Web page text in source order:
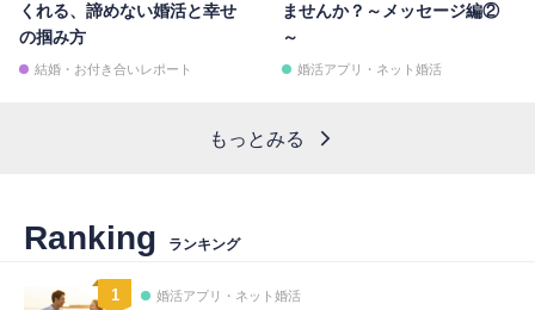
くれる、諦めない婚活と幸せ
の掴み方
結婚・お付き合いレポート
ませんか？～メッセージ編②
～
婚活アプリ・ネット婚活
もっとみる
Ranking ランキング
1 婚活アプリ・ネット婚活